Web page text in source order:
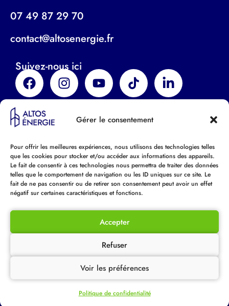
Gérer le consentement
Pour offrir les meilleures expériences, nous utilisons des technologies telles
que les cookies pour stocker et/ou accéder aux informations des appareils.
Le fait de consentir à ces technologies nous permettra de traiter des données
telles que le comportement de navigation ou les ID uniques sur ce site. Le
fait de ne pas consentir ou de retirer son consentement peut avoir un effet
négatif sur certaines caractéristiques et fonctions.
Accepter
Refuser
Voir les préférences
Politique de confidentialité
07 49 87 29 70
contact@altosenergie.fr
Suivez-nous ici
Compagnie : MARKEL INSURANCE SE
N°33204.001/Gl191048
Période : 05/11/2025 au 04/11/2026
Mentions légales–Politique de confidentialité
Site internet réalisé parSparkleCom
Devis gratuit
Prendre rendez-vous